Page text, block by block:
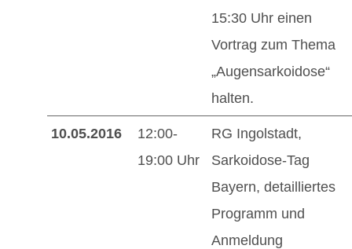
15:30 Uhr einen
Vortrag zum Thema
„Augensarkoidose“
halten.
10.05.2016
12:00-
19:00 Uhr
RG Ingolstadt,
Sarkoidose-Tag
Bayern, detailliertes
Programm und
Anmeldung